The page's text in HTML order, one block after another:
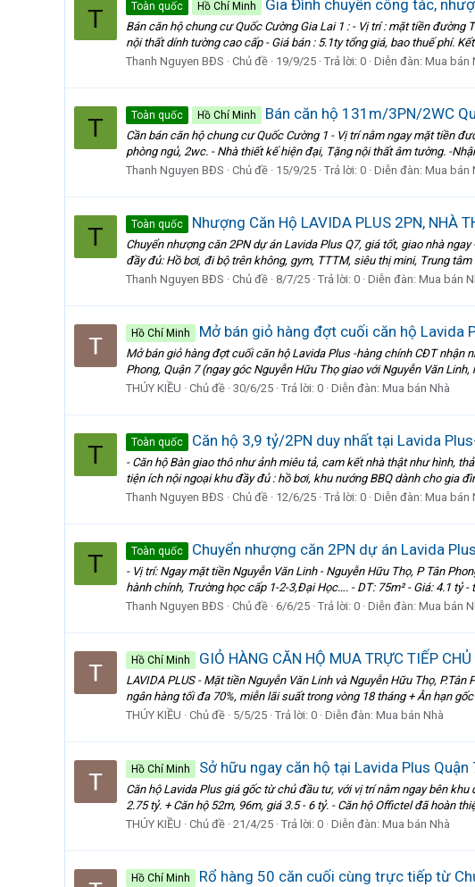
T Toàn quốc Hồ Chí Minh Gia Đình chuyển công tác,
Bán căn hộ chung cư Quốc Cường Gia Lai 1 : - Vị trí : mặt tiền đường
nội thất dính tường cao cấp - Giá bán : 5.1ty tổng giá, bao thuế phí.
Thanh Nguyen BĐS
Chủ đề 19/9/25 Trả lời: 0 Diễn đàn: Mua bán
T Toàn quốc Hồ Chí Minh Bán căn hộ 131m/3PN/2WC
Cần bán căn hộ chung cư Quốc Cường 1 - Vị trí nằm ngay mặt tiền
phòng ngủ, 2wc. - Nhà thiết kế hiện đại, Tặng nội thất âm tường. -
Thanh Nguyen BĐS
Chủ đề 15/9/25 Trả lời: 0 Diễn đàn: Mua bán
T Toàn quốc Nhượng Căn Hộ LAVIDA PLUS 2PN, NHÀ
Chuyển nhượng căn 2PN dự án Lavida Plus Q7, giá tốt, giao nhà
đầy đủ: Hồ bơi, đi bộ trên không, gym, TTTM, siêu thị mini, Trung
Thanh Nguyen BĐS
Chủ đề 8/7/25 Trả lời: 0 Diễn đàn: Mua bán
Hồ Chí Minh Mở bán giỏ hàng đợt cuối căn hộ Lavida
Mở bán giỏ hàng đợt cuối căn hộ Lavida Plus -hàng chính CĐT nhận
Phong, Quận 7 (ngay góc Nguyễn Hữu Thọ giao với Nguyễn Văn
THÚY KIỀU
Chủ đề 30/6/25 Trả lời: 0 Diễn đàn: Mua bán Nhà
T Toàn quốc Căn hộ 3,9 tỷ/2PN duy nhất tại Lavida
- Căn hộ Bàn giao thô như ảnh miêu tả, cam kết nhà thật như hình,
tiện ích nội ngoại khu đầy đủ : hồ bơi, khu nướng BBQ dành cho gia
Thanh Nguyen BĐS
Chủ đề 12/6/25 Trả lời: 0 Diễn đàn: Mua bán
T Toàn quốc Chuyển nhượng căn 2PN dự án Lavida
- Vị trí: Ngay mặt tiền Nguyễn Văn Linh - Nguyễn Hữu Thọ, P Tân
hành chính, Trường học cấp 1-2-3,Đại Học…. - DT: 75m² - Giá: 4.1 tỷ -
Thanh Nguyen BĐS
Chủ đề 6/6/25 Trả lời: 0 Diễn đàn: Mua bán
Hồ Chí Minh GIỎ HÀNG CĂN HỘ MUA TRỰC TIẾP
LAVIDA PLUS - Mặt tiền Nguyễn Văn Linh và Nguyễn Hữu Thọ,
ngân hàng tối đa 70%, miễn lãi suất trong vòng 18 tháng + Ân hạn
THÚY KIỀU
Chủ đề 5/5/25 Trả lời: 0 Diễn đàn: Mua bán Nhà
Hồ Chí Minh Sở hữu ngay căn hộ tại Lavida Plus
Căn hộ Lavida Plus giá gốc từ chủ đầu tư, với vị trí nằm ngay bên
2.75 tỷ. + Căn hộ 52m, 96m, giá 3.5 - 6 tỷ. - Căn hộ Offictel đã hoàn
THÚY KIỀU
Chủ đề 21/4/25 Trả lời: 0 Diễn đàn: Mua bán Nhà
Hồ Chí Minh Rổ hàng 50 căn cuối cùng trực tiếp từ